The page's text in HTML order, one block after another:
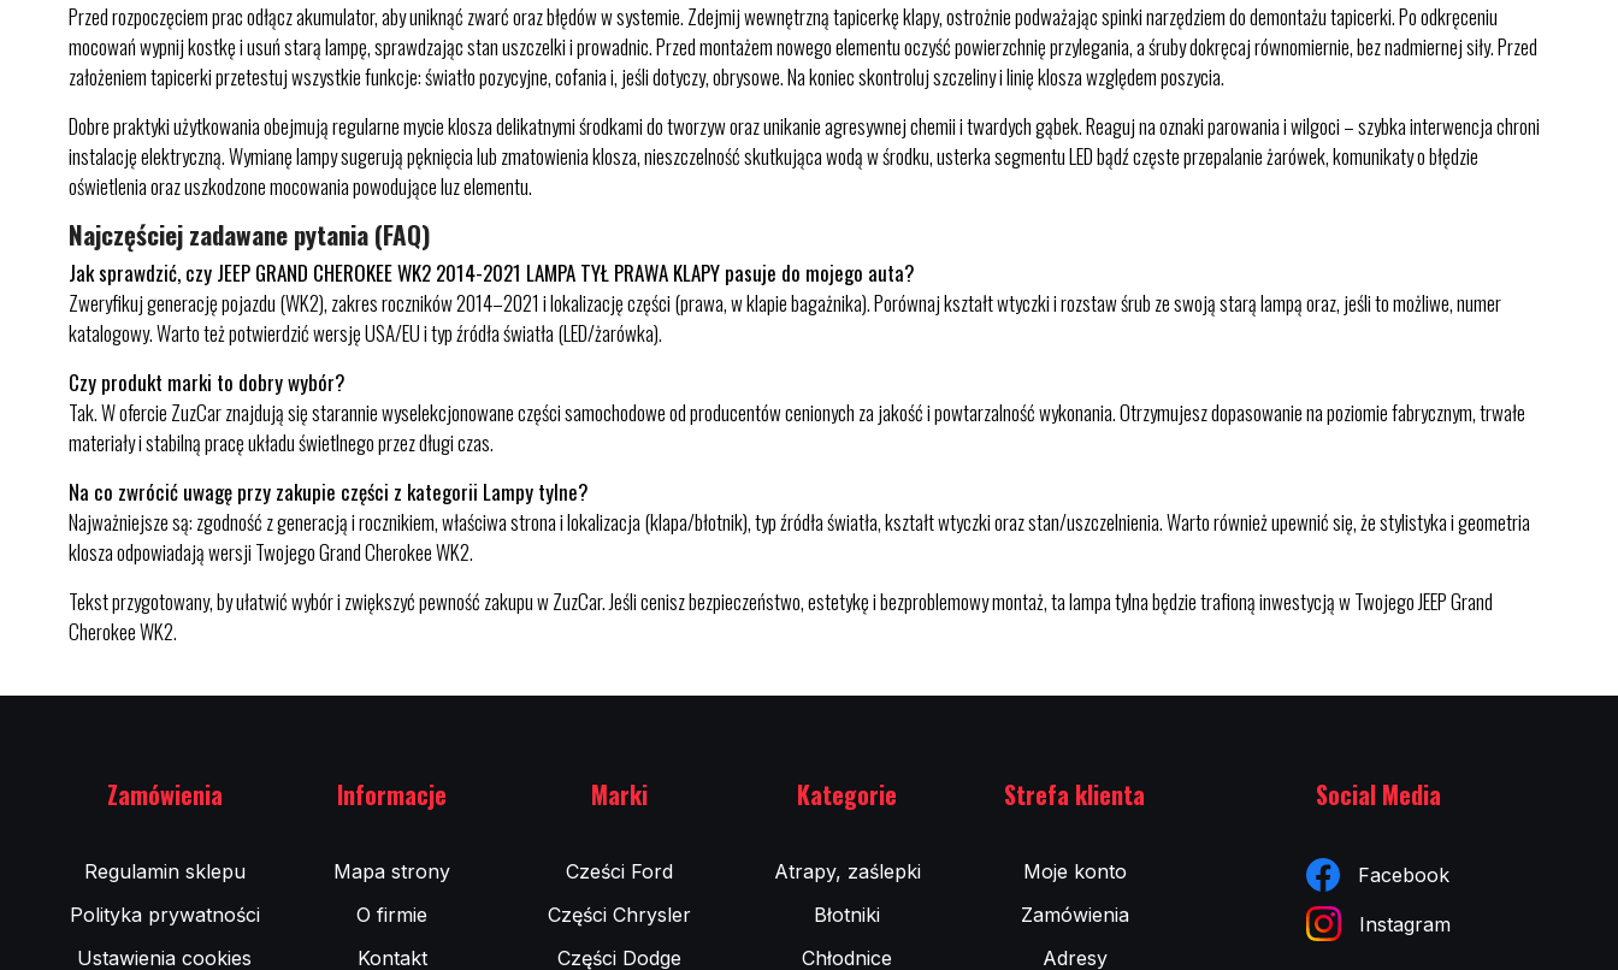
Przed rozpoczęciem prac odłącz akumulator, aby uniknąć zwarć oraz błędów w systemie. Zdejmij wewnętrzną tapicerkę klapy, ostrożnie podważając spinki narzędziem do demontażu tapicerki. Po odkręceniu
mocowań wypnij kostkę i usuń starą lampę, sprawdzając stan uszczelki i prowadnic. Przed montażem nowego elementu oczyść powierzchnię przylegania, a śruby dokręcaj równomiernie, bez nadmiernej siły. Przed
założeniem tapicerki przetestuj wszystkie funkcje: światło pozycyjne, cofania i, jeśli dotyczy, obrysowe. Na koniec skontroluj szczeliny i linię klosza względem poszycia.
Dobre praktyki użytkowania obejmują regularne mycie klosza delikatnymi środkami do tworzyw oraz unikanie agresywnej chemii i twardych gąbek. Reaguj na oznaki parowania i wilgoci – szybka interwencja chroni
instalację elektryczną. Wymianę lampy sugerują pęknięcia lub zmatowienia klosza, nieszczelność skutkująca wodą w środku, usterka segmentu LED bądź częste przepalanie żarówek, komunikaty o błędzie
oświetlenia oraz uszkodzone mocowania powodujące luz elementu.
Najczęściej zadawane pytania (FAQ)
Jak sprawdzić, czy JEEP GRAND CHEROKEE WK2 2014-2021 LAMPA TYŁ PRAWA KLAPY pasuje do mojego auta?
Zweryfikuj generację pojazdu (WK2), zakres roczników 2014–2021 i lokalizację części (prawa, w klapie bagażnika). Porównaj kształt wtyczki i rozstaw śrub ze swoją starą lampą oraz, jeśli to możliwe, numer
katalogowy. Warto też potwierdzić wersję USA/EU i typ źródła światła (LED/żarówka).
Czy produkt marki to dobry wybór?
Tak. W ofercie ZuzCar znajdują się starannie wyselekcjonowane części samochodowe od producentów cenionych za jakość i powtarzalność wykonania. Otrzymujesz dopasowanie na poziomie fabrycznym, trwałe
materiały i stabilną pracę układu świetlnego przez długi czas.
Na co zwrócić uwagę przy zakupie części z kategorii Lampy tylne?
Najważniejsze są: zgodność z generacją i rocznikiem, właściwa strona i lokalizacja (klapa/błotnik), typ źródła światła, kształt wtyczki oraz stan/uszczelnienia. Warto również upewnić się, że stylistyka i geometria
klosza odpowiadają wersji Twojego Grand Cherokee WK2.
Tekst przygotowany, by ułatwić wybór i zwiększyć pewność zakupu w ZuzCar. Jeśli cenisz bezpieczeństwo, estetykę i bezproblemowy montaż, ta lampa tylna będzie trafioną inwestycją w Twojego JEEP Grand
Cherokee WK2.
Zamówienia
Regulamin sklepu
Polityka prywatności
Ustawienia cookies
Informacje
Mapa strony
O firmie
Kontakt
Marki
Cześci Ford
Części Chrysler
Części Dodge
Kategorie
Atrapy, zaślepki
Błotniki
Chłodnice
Strefa klienta
Moje konto
Zamówienia
Adresy
Social Media
Facebook
Instagram